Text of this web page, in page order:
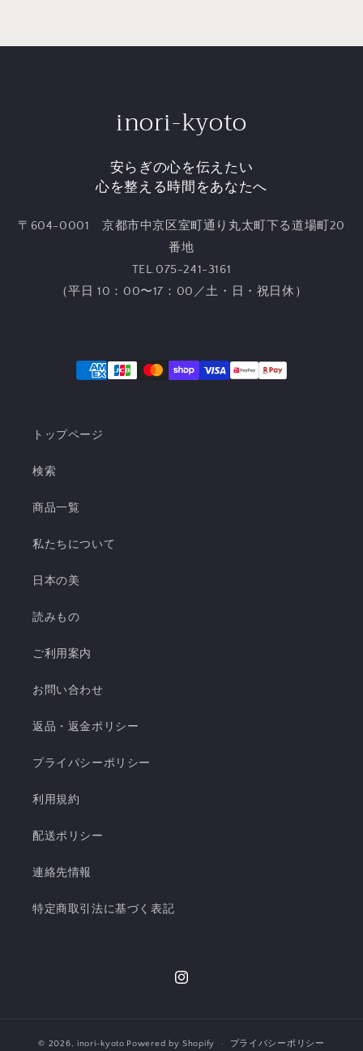
inori-kyoto
安らぎの心を伝えたい
心を整える時間をあなたへ
〒604-0001 京都市中京区室町通り丸太町下る道場町20
番地
TEL.075-241-3161
（平日 10：00〜17：00／土・日・祝日休）
トップページ
検索
商品一覧
私たちについて
日本の美
読みもの
ご利用案内
お問い合わせ
返品・返金ポリシー
プライパシーポリシー
利用規約
配送ポリシー
連絡先情報
特定商取引法に基づく表記
Instagram
© 2026, inori-kyoto Powered by Shopify プライバシーポリシー